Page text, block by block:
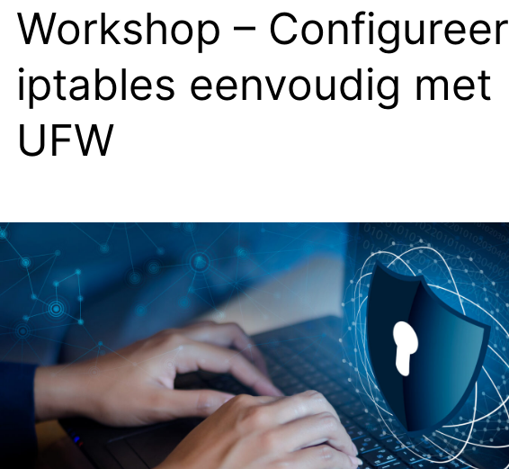
Workshop – Configureer
iptables eenvoudig met
UFW